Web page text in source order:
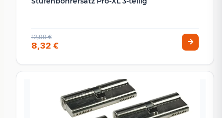
12,99 €
8,32 €